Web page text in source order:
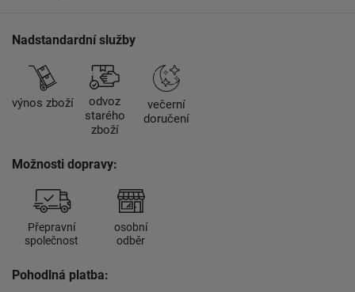
Nadstandardní služby
výnos zboží
odvoz
starého
zboží
večerní
doručení
Možnosti dopravy:
Přepravní
společnost
osobní
odběr
Pohodlná platba: